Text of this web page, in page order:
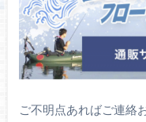
ご不明点あればご連絡